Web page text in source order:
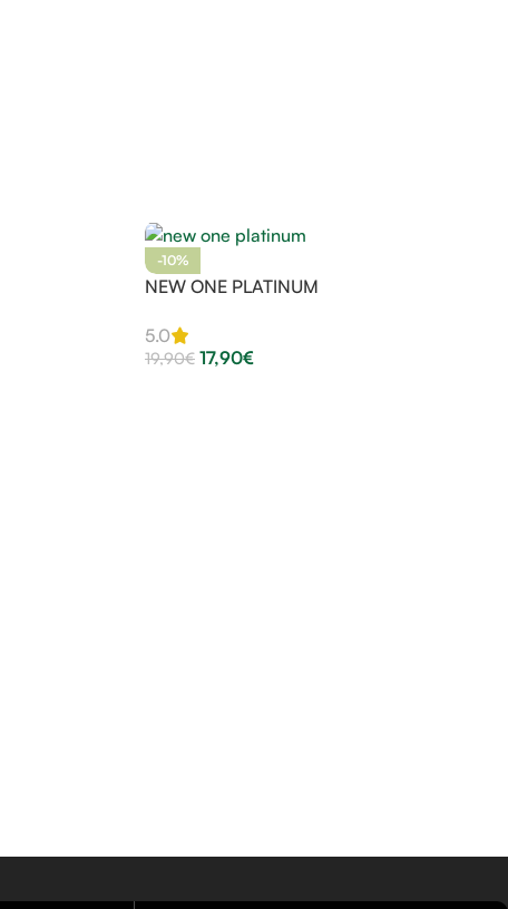
-10%
NEW ONE PLATINUM
5.0
19,90€ 17,90€